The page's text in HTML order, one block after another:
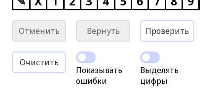
Отменить Вернуть Проверить
Очистить
Показывать
ошибки
Выделять
цифры